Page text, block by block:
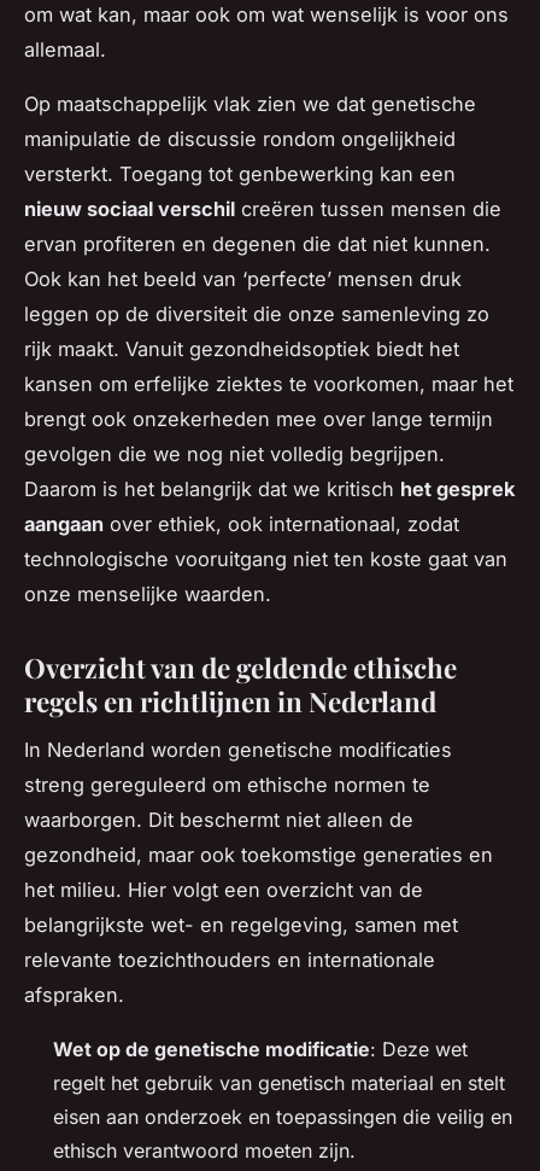
om wat kan, maar ook om wat wenselijk is voor ons
allemaal.
Op maatschappelijk vlak zien we dat genetische
manipulatie de discussie rondom ongelijkheid
versterkt. Toegang tot genbewerking kan een
nieuw sociaal verschil creëren tussen mensen die
ervan profiteren en degenen die dat niet kunnen.
Ook kan het beeld van ‘perfecte’ mensen druk
leggen op de diversiteit die onze samenleving zo
rijk maakt. Vanuit gezondheidsoptiek biedt het
kansen om erfelijke ziektes te voorkomen, maar het
brengt ook onzekerheden mee over lange termijn
gevolgen die we nog niet volledig begrijpen.
Daarom is het belangrijk dat we kritisch het gesprek
aangaan over ethiek, ook internationaal, zodat
technologische vooruitgang niet ten koste gaat van
onze menselijke waarden.
Overzicht van de geldende ethische
regels en richtlijnen in Nederland
In Nederland worden genetische modificaties
streng gereguleerd om ethische normen te
waarborgen. Dit beschermt niet alleen de
gezondheid, maar ook toekomstige generaties en
het milieu. Hier volgt een overzicht van de
belangrijkste wet- en regelgeving, samen met
relevante toezichthouders en internationale
afspraken.
Wet op de genetische modificatie: Deze wet
regelt het gebruik van genetisch materiaal en stelt
eisen aan onderzoek en toepassingen die veilig en
ethisch verantwoord moeten zijn.